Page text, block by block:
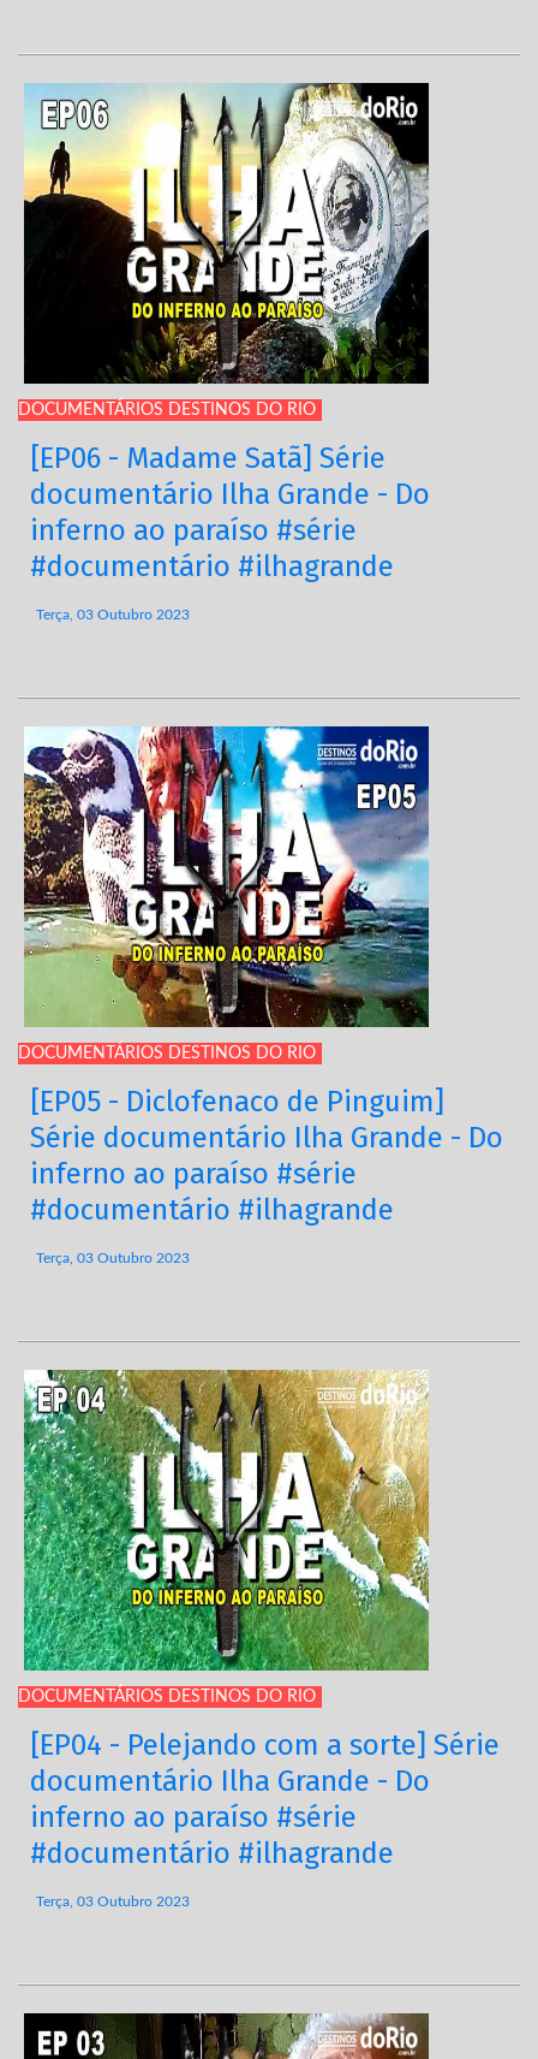
DOCUMENTÁRIOS DESTINOS DO RIO
[EP06 - Madame Satã] Série
documentário Ilha Grande - Do
inferno ao paraíso #série
#documentário #ilhagrande
Terça, 03 Outubro 2023
DOCUMENTÁRIOS DESTINOS DO RIO
[EP05 - Diclofenaco de Pinguim]
Série documentário Ilha Grande - Do
inferno ao paraíso #série
#documentário #ilhagrande
Terça, 03 Outubro 2023
DOCUMENTÁRIOS DESTINOS DO RIO
[EP04 - Pelejando com a sorte] Série
documentário Ilha Grande - Do
inferno ao paraíso #série
#documentário #ilhagrande
Terça, 03 Outubro 2023